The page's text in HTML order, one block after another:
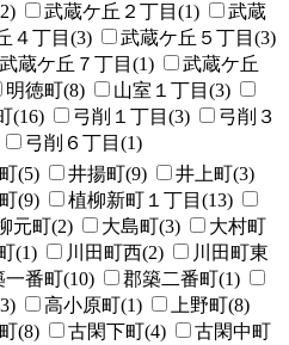
武蔵ケ丘２丁目(1)
武蔵
４丁目(3)
武蔵ケ丘５丁目(3)
武蔵ケ丘７丁目(1)
武蔵ケ丘
明徳町(8)
山室１丁目(3)
(16) 弓削１丁目(3)
弓削３
弓削６丁目(1)
(5) 井揚町(9)
井上町(3)
(9)
植柳新町１丁目(13)
元町(2) 大島町(3)
大村町
(1) 川田町西(2)
川田町東
一番町(10)
郡築二番町(1)
高小原町(1)
上野町(8)
(8) 古閑下町(4)
古閑中町